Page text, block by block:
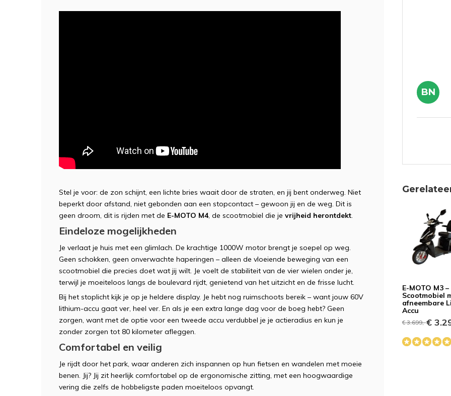
Stel je voor: de zon schijnt, een lichte bries waait door de straten, en jij bent onderweg. Niet
beperkt door afstand, niet gebonden aan een stopcontact – gewoon jij en de weg. Dit is
geen droom, dit is rijden met de E-MOTO M4, de scootmobiel die je vrijheid herontdekt
Eindeloze mogelijkheden
Je verlaat je huis met een glimlach. De krachtige 1000W motor brengt je soepel op weg.
Geen schokken, geen onverwachte haperingen – alleen de vloeiende beweging van een
scootmobiel die precies doet wat jij wilt. Je voelt de stabiliteit van de vier wielen onder je,
terwijl je moeiteloos langs de boulevard rijdt, genietend van het uitzicht en de frisse lucht.
Bij het stoplicht kijk je op je heldere display. Je hebt nog ruimschoots bereik – want jouw 60V
lithium-accu gaat ver, heel ver. En als je een extra lange dag voor de boeg hebt? Geen
zorgen, want met de optie voor een tweede accu verdubbel je je actieradius en kun je
zonder zorgen tot 80 kilometer afleggen.
Comfortabel en veilig
Je rijdt door het park, waar anderen zich inspannen op hun fietsen en wandelen met moeie
benen. Jij? Jij zit heerlijk comfortabel op de ergonomische zitting, met een hoogwaardige
vering die zelfs de hobbeligste paden moeiteloos opvangt.
BN
RP
BB
E-MOTO M3 –
Scootmobiel
afneembare
Accu
€ 3.699,-€